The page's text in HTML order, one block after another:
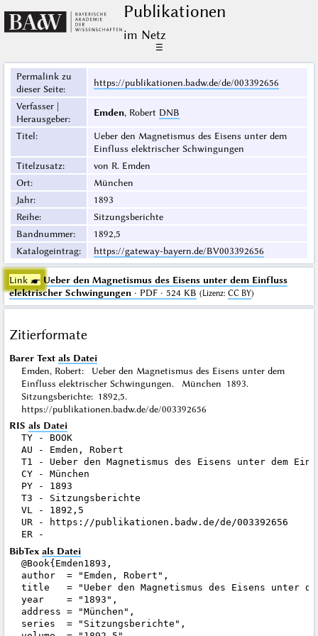
Publikationen
im Netz
☰
Permalink zu
dieser Seite:
https://publikationen.badw.de/de/003392656
Verfasser |
Herausgeber:
Emden, Robert DNB
Titel:
Ueber den Magnetismus des Eisens unter dem
Einfluss elektrischer Schwingungen
Titelzusatz:
von R. Emden
Ort:
München
Jahr:
1893
Reihe:
Sitzungsberichte
Bandnummer:
1892,5
Katalogeintrag: https://gateway-bayern.de/BV003392656
Link ☛ Ueber den Magnetismus des Eisens unter dem Einfluss
elektrischer Schwingungen· PDF · 524 KB (Lizenz: CC BY)
Zitierformate
Barer Text als Datei
Emden, Robert: Ueber den Magnetismus des Eisens unter dem
Einfluss elektrischer Schwingungen. München 1893.
Sitzungsberichte: 1892,5.
https://publikationen.badw.de/de/003392656
RIS als Datei
TY - BOOK
AU - Emden, Robert
T1 - Ueber den Magnetismus des Eisens unter dem
CY - München
PY - 1893
T3 - Sitzungsberichte
VL - 1892,5
UR - https://publikationen.badw.de/de/003392656
BibTex als Datei
@Book{Emden1893,
author  = "Emden, Robert",
title   = "Ueber den Magnetismus des Eisens unter
year    = "1893",
address = "München",
series  = "Sitzungsberichte",